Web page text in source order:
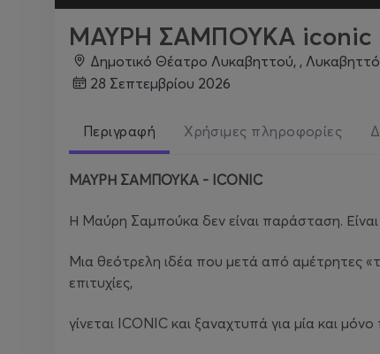
ΜΑΥΡΗ ΣΑΜΠΟΥΚΑ iconic
Δημοτικό Θέατρο Λυκαβηττού, ,
28 Σεπτεμβρίου 2026
Περιγραφή Χρήσιμες πληροφορίες
ΜΑΥΡΗ ΣΑΜΠΟΥΚΑ - ICONIC
Η Μαύρη Σαμπούκα δεν είναι παράσταση. Είναι
Μια θεότρελη ιδέα που μετά από αμέτρητες
επιτυχίες,
γίνεται ICONIC και ξαναχτυπά για μία και